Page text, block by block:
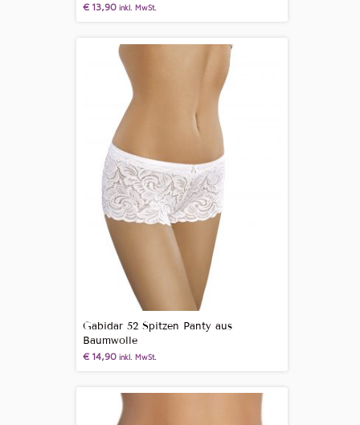
€13,90 inkl. MwSt.
Gabidar 52 Spitzen Panty aus
Baumwolle
€14,90 inkl. MwSt.